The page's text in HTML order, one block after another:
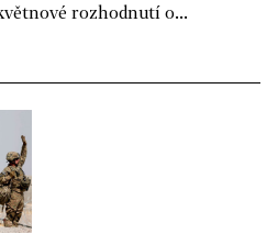
rozhodnutí o...